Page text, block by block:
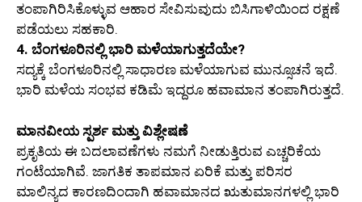
ತಂಪಾಗಿರಿಸಿಕೊಳ್ಳುವ ಆಹಾರ ಸೇವಿಸುವುದು ಬಿಸಿಗಾಳಿಯಿಂದ ರಕ್ಷಣೆ
ಪಡೆಯಲು ಸಹಕಾರಿ.
4. ಬೆಂಗಳೂರಿನಲ್ಲಿ ಭಾರಿ ಮಳೆಯಾಗುತ್ತದೆಯೇ?
ಸದ್ಯಕ್ಕೆ ಬೆಂಗಳೂರಿನಲ್ಲಿ ಸಾಧಾರಣ ಮಳೆಯಾಗುವ ಮುನ್ಸೂಚನೆ ಇದೆ.
ಭಾರಿ ಮಳೆಯ ಸಂಭವ ಕಡಿಮೆ ಇದ್ದರೂ ಹವಾಮಾನ ತಂಪಾಗಿರುತ್ತದೆ.
ಮಾನವೀಯ ಸ್ಪರ್ಶ ಮತ್ತು ವಿಶ್ಲೇಷಣೆ
ಪ್ರಕೃತಿಯ ಈ ಬದಲಾವಣೆಗಳು ನಮಗೆ ನೀಡುತ್ತಿರುವ ಎಚ್ಚರಿಕೆಯ
ಗಂಟೆಯಾಗಿವೆ. ಜಾಗತಿಕ ತಾಪಮಾನ ಏರಿಕೆ ಮತ್ತು ಪರಿಸರ
ಮಾಲಿನ್ಯದ ಕಾರಣದಿಂದಾಗಿ ಹವಾಮಾನದ ಋತುಮಾನಗಳಲ್ಲಿ ಭಾರಿ